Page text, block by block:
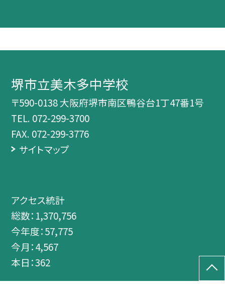
堺市立美木多中学校
〒590-0138 大阪府堺市南区鴨谷台1丁47番1号
TEL. 072-299-3700
FAX. 072-299-3776
サイトマップ
アクセス統計
総数： 1,370,756
今年度：57,775
今月：4,567
本日：362